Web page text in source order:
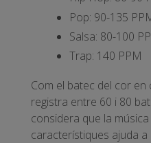
Pop: 90-135
Salsa: 80-100
Trap: 140 PPM
Com el batec del cor
registra entre 60 i 80
considera que la
característiques ajuda a